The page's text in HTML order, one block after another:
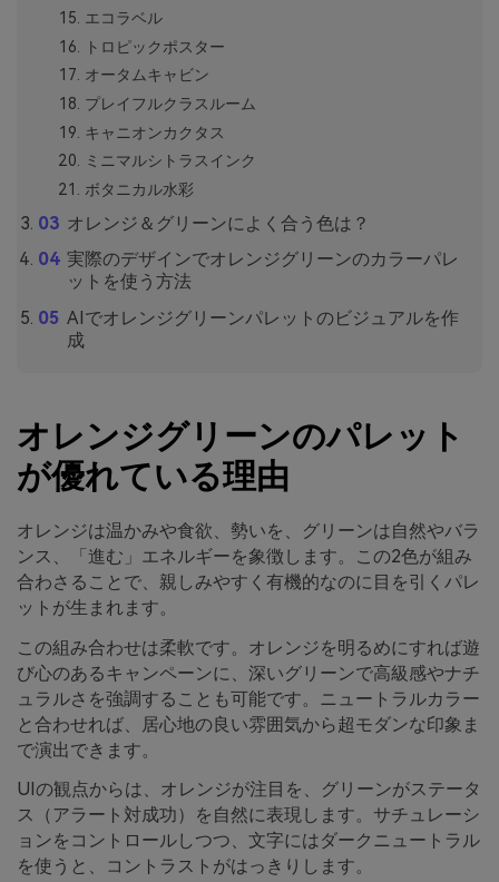
エコラベル
トロピックポスター
オータムキャビン
プレイフルクラスルーム
キャニオンカクタス
ミニマルシトラスインク
ボタニカル水彩
オレンジ＆グリーンによく合う色は？
実際のデザインでオレンジグリーンのカラーパレ
ットを使う方法
AIでオレンジグリーンパレットのビジュアルを作
成
オレンジグリーンのパレット
が優れている理由
オレンジは温かみや食欲、勢いを、グリーンは自然やバラ
ンス、「進む」エネルギーを象徴します。この2色が組み
合わさることで、親しみやすく有機的なのに目を引くパレ
ットが生まれます。
この組み合わせは柔軟です。オレンジを明るめにすれば遊
び心のあるキャンペーンに、深いグリーンで高級感やナチ
ュラルさを強調することも可能です。ニュートラルカラー
と合わせれば、居心地の良い雰囲気から超モダンな印象ま
で演出できます。
UIの観点からは、オレンジが注目を、グリーンがステータ
ス（アラート対成功）を自然に表現します。サチュレーシ
ョンをコントロールしつつ、文字にはダークニュートラル
を使うと、コントラストがはっきりします。